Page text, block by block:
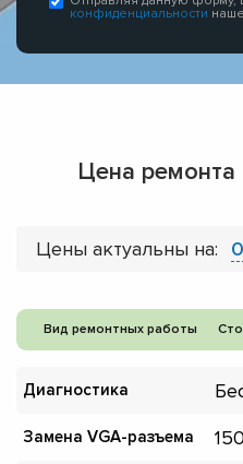
конфиденциальности
Цена
Цены актуальны на:
Вид ремонтных работы
Диагностика
Замена VGA-разъема